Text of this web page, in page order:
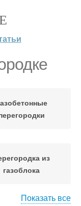
из
газоблока
Показать все